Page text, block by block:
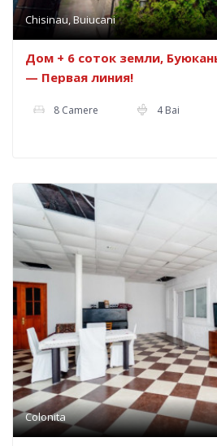
Chisinau, Buiucani
Дом + 6 соток земли,
— Первая линия!
8 Camere 4 Bai
Colonita